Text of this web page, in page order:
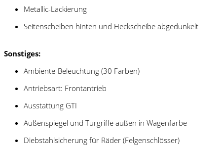
Metallic-Lackierung
Seitenscheiben hinten und Heckscheibe abgedunkelt
Sonstiges:
Ambiente-Beleuchtung (30 Farben)
Antriebsart: Frontantrieb
Ausstattung GTI
Außenspiegel und Türgriffe außen in Wagenfarbe
Diebstahlsicherung für Räder (Felgenschlösser)